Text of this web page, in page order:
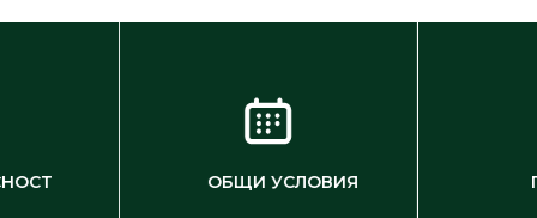
ОБЩИ УСЛОВИЯ